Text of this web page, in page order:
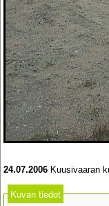
24.07.2006 Kuusivaaran
Kuvan tiedot